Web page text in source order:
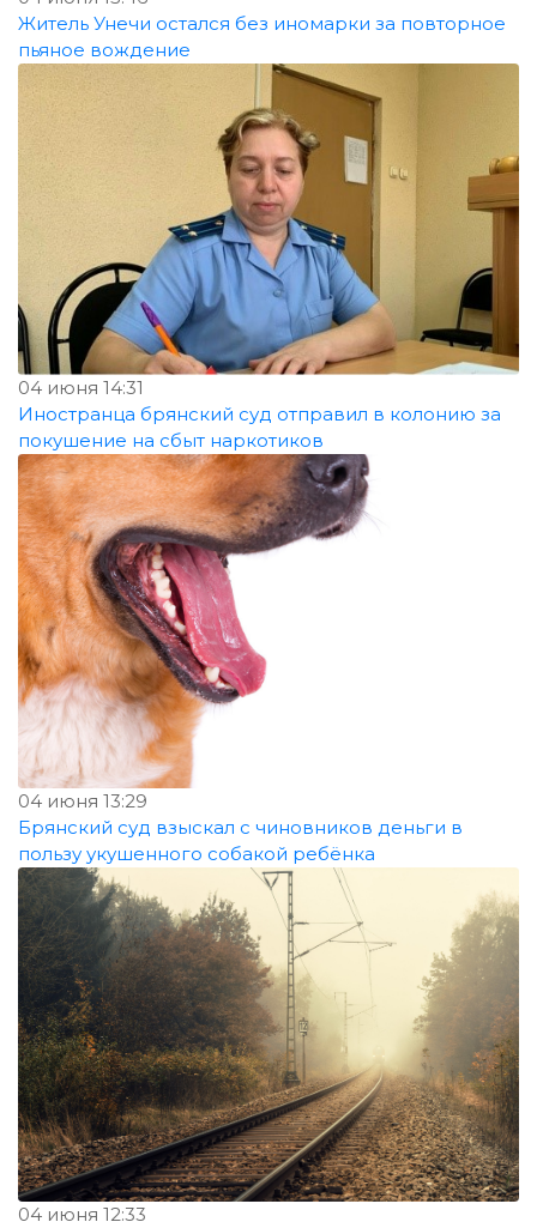
Житель Унечи остался без иномарки за повторное
пьяное вождение
04 июня 14:31
Иностранца брянский суд отправил в колонию за
покушение на сбыт наркотиков
04 июня 13:29
Брянский суд взыскал с чиновников деньги в
пользу укушенного собакой ребёнка
04 июня 12:33